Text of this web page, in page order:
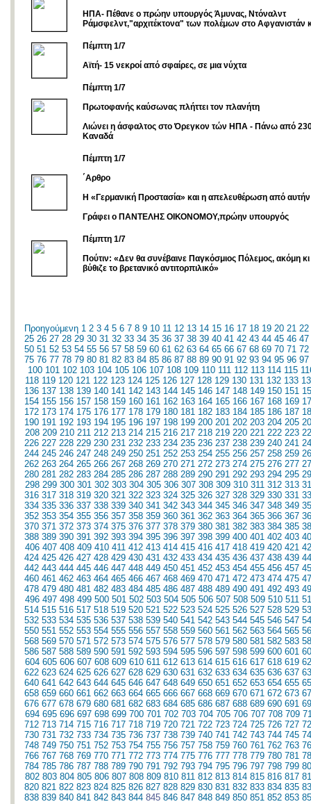
ΗΠΑ- Πέθανε ο πρώην υπουργός Άμυνας, Ντόναλντ
Ράμσφελντ,"αρχιτέκτονα" των πολέμων στο Αφγανιστάν
Πέμπτη 1/7
Αϊτή- 15 νεκροί από σφαίρες, σε μια νύχτα
Πέμπτη 1/7
Πρωτοφανής καύσωνας πλήττει τον πλανήτη
Λιώνει η άσφαλτος στο Όρεγκον τών ΗΠΑ - Πάνω από 230
Καναδά
Πέμπτη 1/7
΄Αρθρο
Η «Γερμανική Προστασία» και η απελευθέρωση από αυτήν
Γράφει ο ΠΑΝΤΕΛΗΣ ΟΙΚΟΝΟΜΟΥ,πρώην υπουργός
Πέμπτη 1/7
Πούτιν: «Δεν θα συνέβαινε Παγκόσμιος Πόλεμος, ακόμη
βύθιζε το βρετανικό αντιτορπιλικό»
Προηγούμενη 1 2 3 4 5 6 7 8 9 10 11 12 13 14 15 16 17 18 19 20 21 22
25 26 27 28 29 30 31 32 33 34 35 36 37 38 39 40 41 42 43 44 45 46 47
50 51 52 53 54 55 56 57 58 59 60 61 62 63 64 65 66 67 68 69 70 71 72
75 76 77 78 79 80 81 82 83 84 85 86 87 88 89 90 91 92 93 94 95 96 97
100 101 102 103 104 105 106 107 108 109 110 111 112 113 114 115
118 119 120 121 122 123 124 125 126 127 128 129 130 131 132 133
136 137 138 139 140 141 142 143 144 145 146 147 148 149 150 151
154 155 156 157 158 159 160 161 162 163 164 165 166 167 168 169
172 173 174 175 176 177 178 179 180 181 182 183 184 185 186 187
190 191 192 193 194 195 196 197 198 199 200 201 202 203 204 205
208 209 210 211 212 213 214 215 216 217 218 219 220 221 222 223
226 227 228 229 230 231 232 233 234 235 236 237 238 239 240 241
244 245 246 247 248 249 250 251 252 253 254 255 256 257 258 259
262 263 264 265 266 267 268 269 270 271 272 273 274 275 276 277
280 281 282 283 284 285 286 287 288 289 290 291 292 293 294 295
298 299 300 301 302 303 304 305 306 307 308 309 310 311 312 313
316 317 318 319 320 321 322 323 324 325 326 327 328 329 330 331
334 335 336 337 338 339 340 341 342 343 344 345 346 347 348 349
352 353 354 355 356 357 358 359 360 361 362 363 364 365 366 367
370 371 372 373 374 375 376 377 378 379 380 381 382 383 384 385
388 389 390 391 392 393 394 395 396 397 398 399 400 401 402 403
406 407 408 409 410 411 412 413 414 415 416 417 418 419 420 421
424 425 426 427 428 429 430 431 432 433 434 435 436 437 438 439
442 443 444 445 446 447 448 449 450 451 452 453 454 455 456 457
460 461 462 463 464 465 466 467 468 469 470 471 472 473 474 475
478 479 480 481 482 483 484 485 486 487 488 489 490 491 492 493
496 497 498 499 500 501 502 503 504 505 506 507 508 509 510 511
514 515 516 517 518 519 520 521 522 523 524 525 526 527 528 529
532 533 534 535 536 537 538 539 540 541 542 543 544 545 546 547
550 551 552 553 554 555 556 557 558 559 560 561 562 563 564 565
568 569 570 571 572 573 574 575 576 577 578 579 580 581 582 583
586 587 588 589 590 591 592 593 594 595 596 597 598 599 600 601
604 605 606 607 608 609 610 611 612 613 614 615 616 617 618 619
622 623 624 625 626 627 628 629 630 631 632 633 634 635 636 637
640 641 642 643 644 645 646 647 648 649 650 651 652 653 654 655
658 659 660 661 662 663 664 665 666 667 668 669 670 671 672 673
676 677 678 679 680 681 682 683 684 685 686 687 688 689 690 691
694 695 696 697 698 699 700 701 702 703 704 705 706 707 708 709
712 713 714 715 716 717 718 719 720 721 722 723 724 725 726 727
730 731 732 733 734 735 736 737 738 739 740 741 742 743 744 745
748 749 750 751 752 753 754 755 756 757 758 759 760 761 762 763
766 767 768 769 770 771 772 773 774 775 776 777 778 779 780 781
784 785 786 787 788 789 790 791 792 793 794 795 796 797 798 799
802 803 804 805 806 807 808 809 810 811 812 813 814 815 816 817
820 821 822 823 824 825 826 827 828 829 830 831 832 833 834 835
838 839 840 841 842 843 844 845 846 847 848 849 850 851 852 853